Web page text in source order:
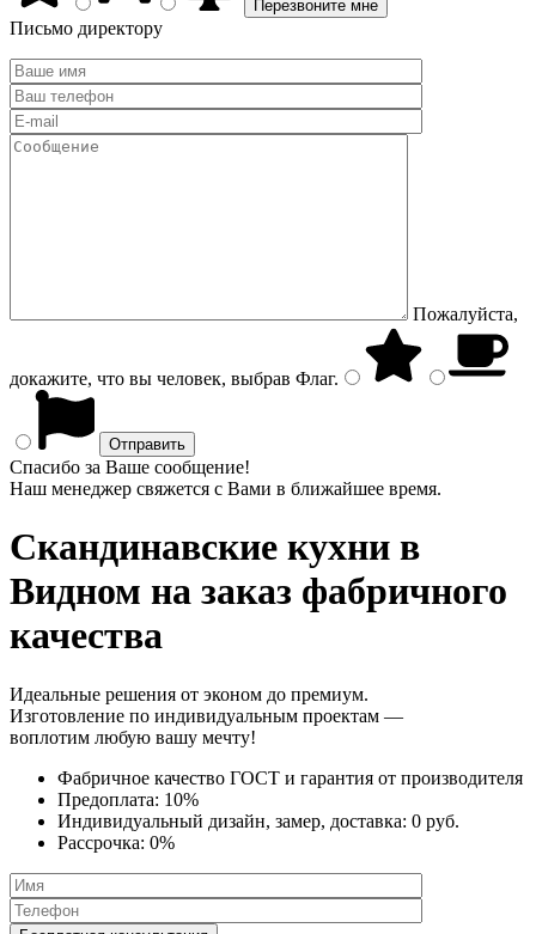
Письмо директору
Пожалуйста,
докажите, что вы человек, выбрав Флаг.
Спасибо за Ваше сообщение!
Наш менеджер свяжется с Вами в ближайшее время.
Скандинавские кухни в
Видном на заказ фабричного
качества
Идеальные решения от эконом до премиум.
Изготовление по индивидуальным проектам —
воплотим любую вашу мечту!
Фабричное качество ГОСТ и гарантия от производителя
Предоплата: 10%
Индивидуальный дизайн, замер, доставка: 0 руб.
Рассрочка: 0%